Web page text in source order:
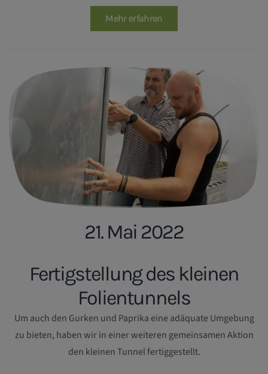
Mehr erfahren
21. Mai 2022
Fertigstellung des kleinen
Folientunnels
Um auch den Gurken und Paprika eine adäquate Umgebung
zu bieten, haben wir in einer weiteren gemeinsamen Aktion
den kleinen Tunnel fertiggestellt.